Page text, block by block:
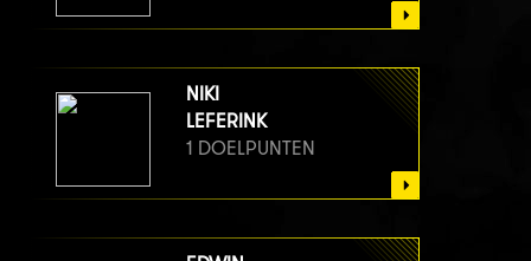
NIKI
LEFERINK
1 DOELPUNTEN